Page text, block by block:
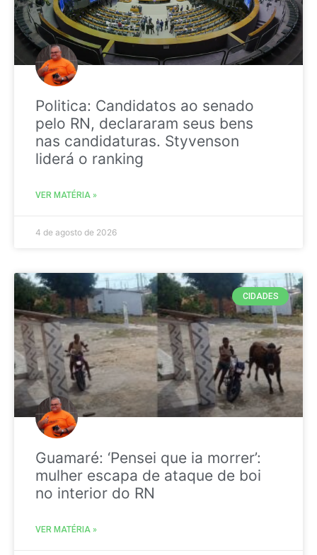
Politica: Candidatos ao senado
pelo RN, declararam seus bens
nas candidaturas. Styvenson
liderá o ranking
VER MATÉRIA »
4 de agosto de 2026
CIDADES
Guamaré: ‘Pensei que ia morrer’:
mulher escapa de ataque de boi
no interior do RN
VER MATÉRIA »